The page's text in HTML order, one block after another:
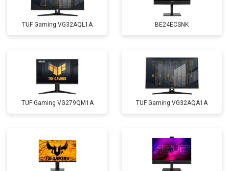
TUF Gaming VG32AQL1A BE24ECSNK
TUF Gaming VG279QM1A TUF Gaming VG32AQA1A